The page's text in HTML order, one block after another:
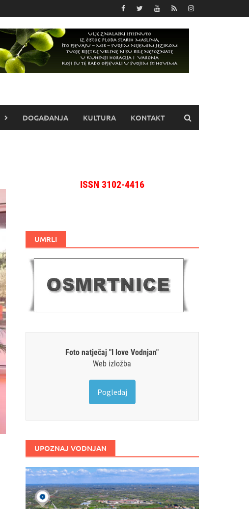
DOGAĐANJA KULTURA KONTAKT
ISSN 3102-4416
UMRLI
Foto natječaj "I love Vodnjan"
Web izložba
Pogledaj
UPOZNAJ VODNJAN